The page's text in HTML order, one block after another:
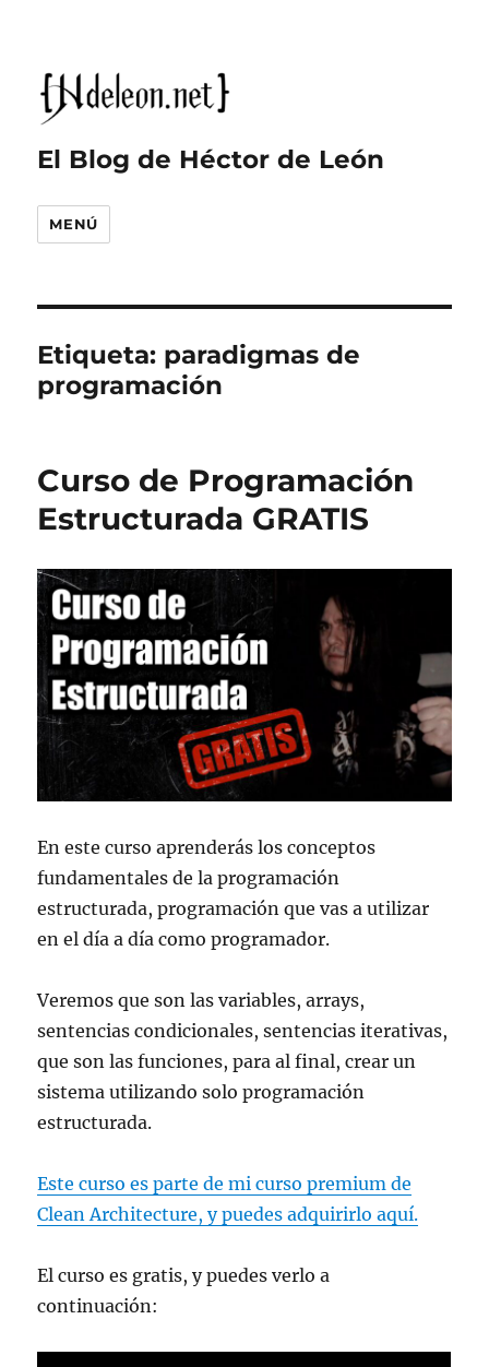
El Blog de Héctor de León
MENÚ
Etiqueta: paradigmas de
programación
Curso de Programación
Estructurada GRATIS
En este curso aprenderás los conceptos
fundamentales de la programación
estructurada, programación que vas a utilizar
en el día a día como programador.
Veremos que son las variables, arrays,
sentencias condicionales, sentencias iterativas,
que son las funciones, para al final, crear un
sistema utilizando solo programación
estructurada.
Este curso es parte de mi curso premium de
Clean Architecture, y puedes adquirirlo aquí.
El curso es gratis, y puedes verlo a
continuación: